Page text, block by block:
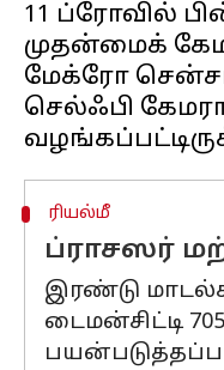
11 ப்ரோவில்
முதன்மைக்
மேக்ரோ
செல்ஃபி
ரியல்மீ
ப்ராசஸர்
இரண்டு
டைமன்சிட்டி